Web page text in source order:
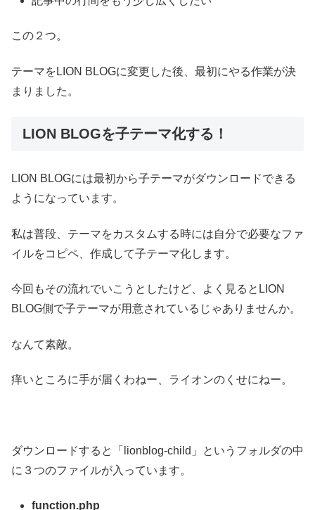
この２つ。
テーマをLION BLOGに変更した後、最初にやる作業が決
まりました。
LION BLOGを子テーマ化する！
LION BLOGには最初から子テーマがダウンロードできる
ようになっています。
私は普段、テーマをカスタムする時には自分で必要なファ
イルをコピペ、作成して子テーマ化します。
今回もその流れでいこうとしたけど、よく見るとLION
BLOG側で子テーマが用意されているじゃありませんか。
なんて素敵。
痒いところに手が届くわねー、ライオンのくせにねー。
ダウンロードすると「lionblog-child」というフォルダの中
に３つのファイルが入っています。
function.php